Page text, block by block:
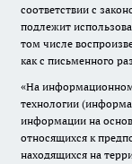
соответствии с
подлежит
том числе
как с письменного
«На
технологии
информации на
относящихся к
находящихся на